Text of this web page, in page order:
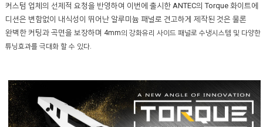
커스텀 업체의 선제적 요청을 반영하여 이번에 출시한 ANTEC의 Torque 화이트에
디션은 변함없이 내식성이 뛰어난 알루미늄 패널로 견고하게 제작된 것은 물론
완벽한 커팅과 곡면을 보장하며 4mm의 강화유리 사이드 패널로 수냉시스템 및 다양한
튜닝효과를 극대화 할 수 있다.